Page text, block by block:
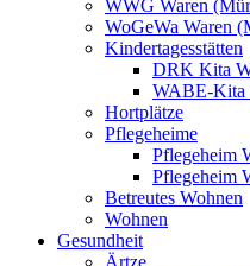
WWG Waren
WoGeWa Waren
Kindertagesstätten
DRK Kita
WABE-Kita
Hortplätze
Pflegeheime
Pflegeheim
Pflegeheim
Betreutes Wohnen
Wohnen
Gesundheit